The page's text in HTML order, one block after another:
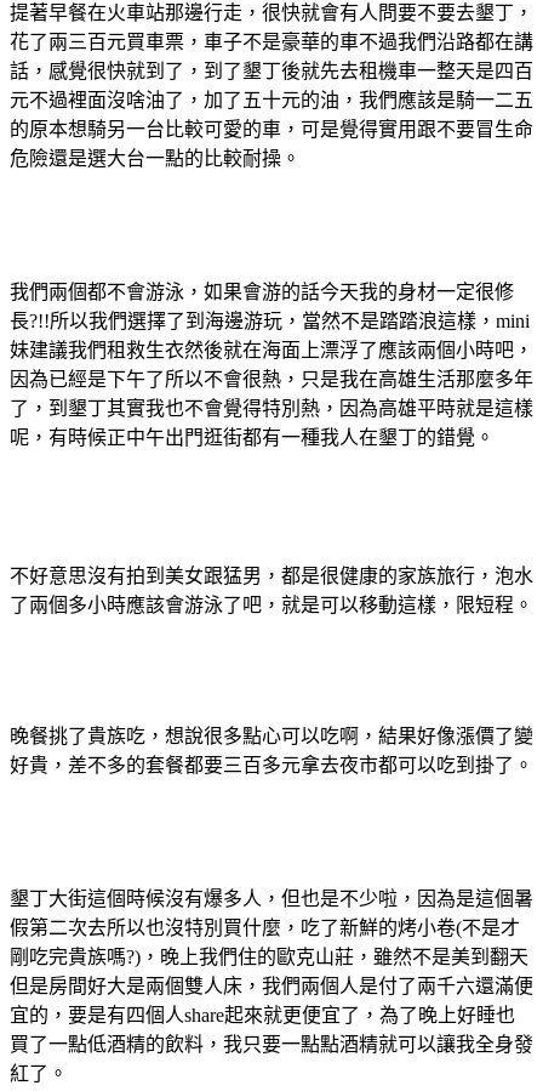
提著早餐在火車站那邊行走，很快就會有人問要不要去墾丁，
花了兩三百元買車票，車子不是豪華的車不過我們沿路都在講
話，感覺很快就到了，到了墾丁後就先去租機車一整天是四百
元不過裡面沒啥油了，加了五十元的油，我們應該是騎一二五
的原本想騎另一台比較可愛的車，可是覺得實用跟不要冒生命
危險還是選大台一點的比較耐操。
我們兩個都不會游泳，如果會游的話今天我的身材一定很修
長?!!所以我們選擇了到海邊游玩，當然不是踏踏浪這樣，mini
妹建議我們租救生衣然後就在海面上漂浮了應該兩個小時吧，
因為已經是下午了所以不會很熱，只是我在高雄生活那麼多年
了，到墾丁其實我也不會覺得特別熱，因為高雄平時就是這樣
呢，有時候正中午出門逛街都有一種我人在墾丁的錯覺。
不好意思沒有拍到美女跟猛男，都是很健康的家族旅行，泡水
了兩個多小時應該會游泳了吧，就是可以移動這樣，限短程。
晚餐挑了貴族吃，想說很多點心可以吃啊，結果好像漲價了變
好貴，差不多的套餐都要三百多元拿去夜市都可以吃到掛了。
墾丁大街這個時候沒有爆多人，但也是不少啦，因為是這個暑
假第二次去所以也沒特別買什麼，吃了新鮮的烤小卷(不是才
剛吃完貴族嗎?)，晚上我們住的歐克山莊，雖然不是美到翻天
但是房間好大是兩個雙人床，我們兩個人是付了兩千六還滿便
宜的，要是有四個人share起來就更便宜了，為了晚上好睡也
買了一點低酒精的飲料，我只要一點點酒精就可以讓我全身發
紅了。